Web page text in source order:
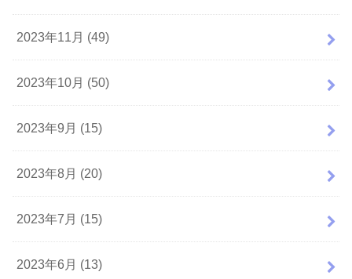
2023年11月 (49)
2023年10月 (50)
2023年9月 (15)
2023年8月 (20)
2023年7月 (15)
2023年6月 (13)